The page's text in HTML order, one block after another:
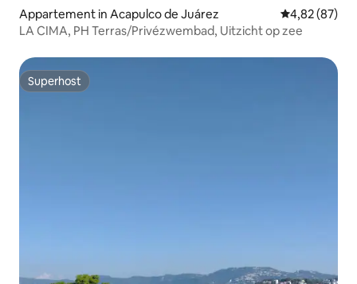
Appartement in Acapulco de Juárez Gemiddelde
4,82 (87)
LA CIMA, PH Terras/Privézwembad, Uitzicht op zee
Superhost
Superhost